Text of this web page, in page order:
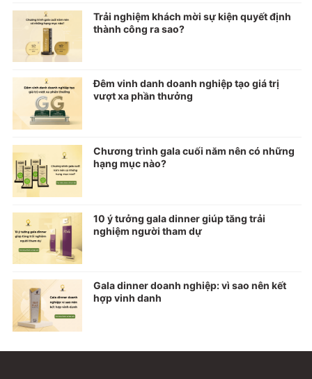
Trải nghiệm khách mời sự kiện quyết định
thành công ra sao?
Đêm vinh danh doanh nghiệp tạo giá trị
vượt xa phần thưởng
Chương trình gala cuối năm nên có những
hạng mục nào?
10 ý tưởng gala dinner giúp tăng trải
nghiệm người tham dự
Gala dinner doanh nghiệp: vì sao nên kết
hợp vinh danh